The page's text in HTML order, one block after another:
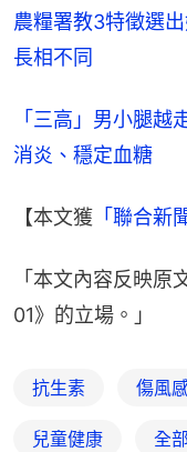
農糧署教3特徵選
長相不同
「三高」男小腿越
消炎、穩定血糖
【本文獲 「聯合新
「本文內容反映
01》的立場。」
抗生素 傷風
兒童健康 全